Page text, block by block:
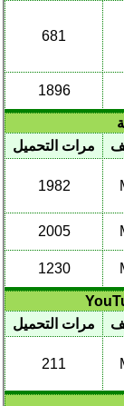
681
1896
مرات التحميل
1982
2005
1230
مرات التحميل
211